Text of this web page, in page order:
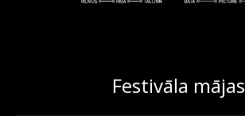
Festivāla mājas